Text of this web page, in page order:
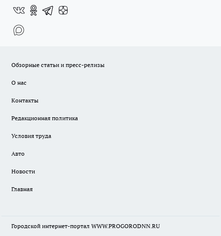
Обзорные статьи и пресс-релизы
О нас
Контакты
Редакционная политика
Условия труда
Авто
Новости
Главная
Городской интернет-портал WWW.PROGORODNN.RU